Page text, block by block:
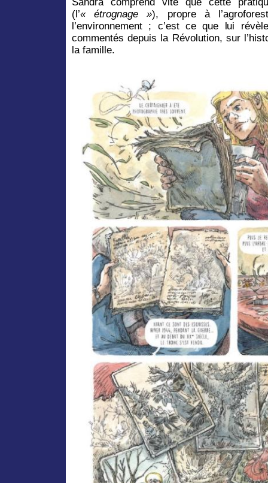
Sandra comprend vite que cette
(l’« étrognage »), propre à
l’environnement ; c’est ce que lui
commentés depuis la Révolution, sur
la famille.